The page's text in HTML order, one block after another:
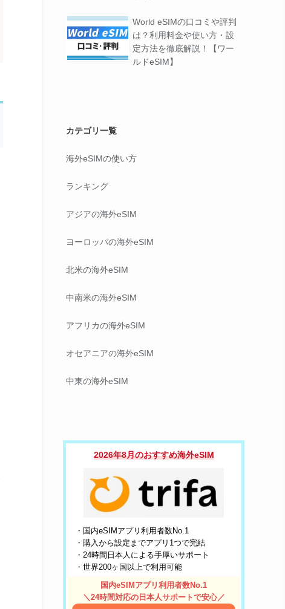
World eSIMの口コミや評判
は？利用料金や使い方・設
定方法を徹底解説！【ワー
ルドeSIM】
カテゴリ一覧
海外eSIMの使い方
ランキング
アジアの海外eSIM
ヨーロッパの海外eSIM
北米の海外eSIM
中南米の海外eSIM
アフリカの海外eSIM
オセアニアの海外eSIM
中東の海外eSIM
2026年8月のおすすめ海外eSIM
・国内eSIMアプリ利用者数No.1
・購入から設定までアプリ1つで完結
・24時間日本人による手厚いサポート
・世界200ヶ国以上で利用可能
国内eSIMアプリ利用者数No.1
＼24時間対応の日本人サポートで安心／